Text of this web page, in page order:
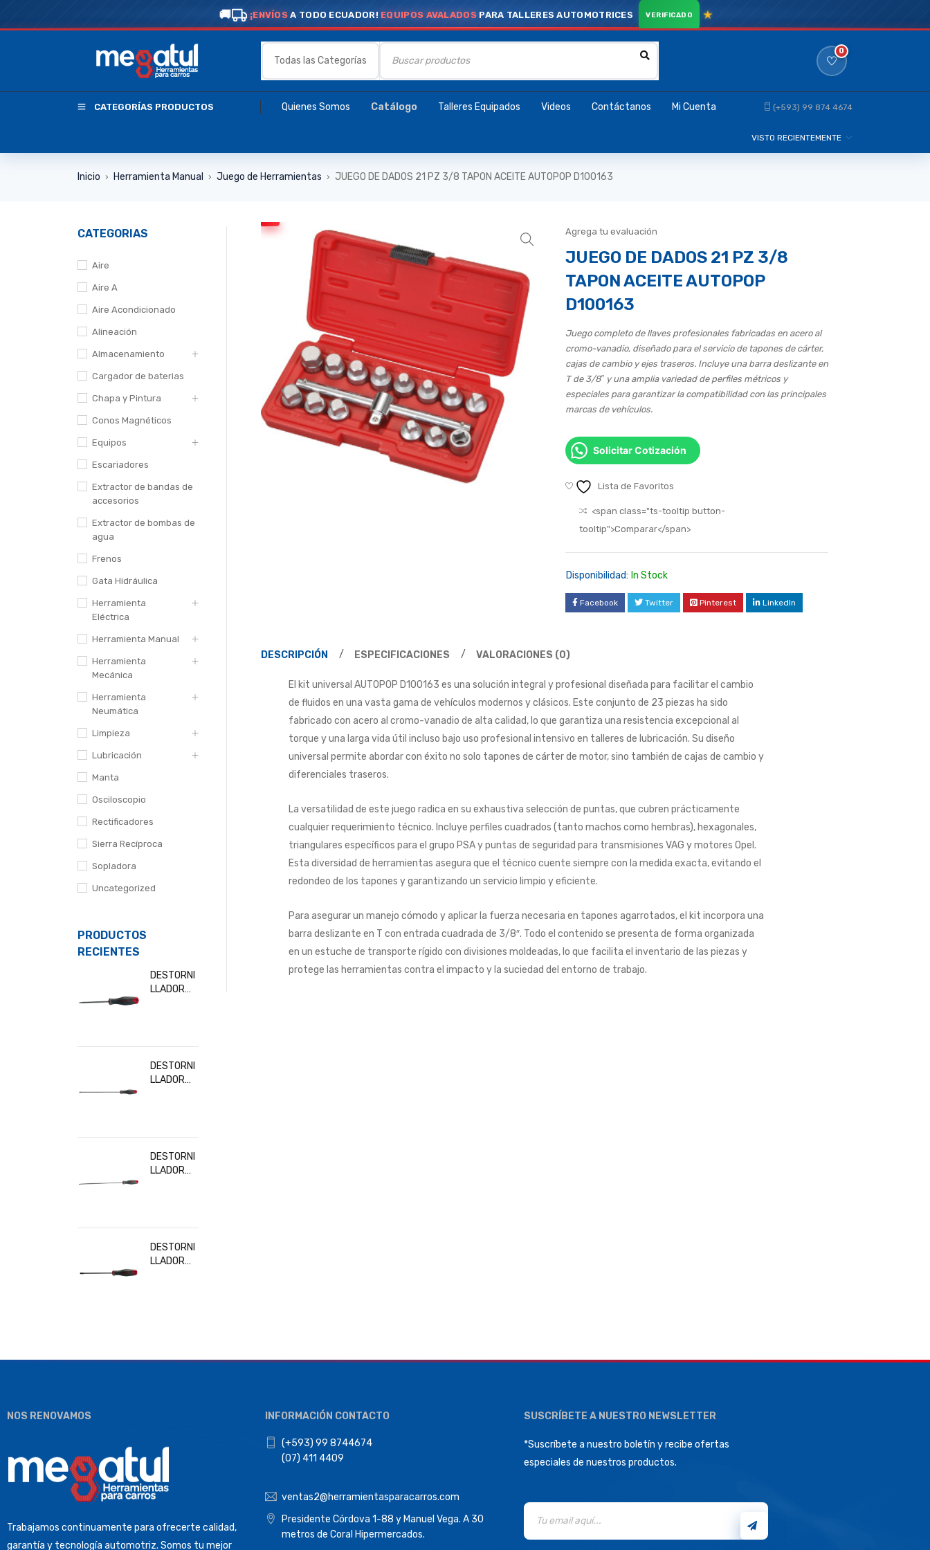
¡ENVÍOSA TODO ECUADOR! EQUIPOS AVALADOSPARA TALLERES AUTOMOTRICES
0
CATEGORÍAS PRODUCTOS Quienes Somos Catálogo Talleres Equipados Videos Contáctanos Mi Cuenta (+593) 99 874 4674
VISTO RECIENTEMENTE
Inicio › Herramienta Manual › Juego de Herramientas › JUEGO DE DADOS 21 PZ 3/8 TAPON ACEITE AUTOPOP D100163
CATEGORIAS
Aire
Aire A
Aire Acondicionado
Alineación
Almacenamiento
Cargador de baterias
Chapa y Pintura
Conos Magnéticos
Equipos
Escariadores
Extractor de bandas de
accesorios
Extractor de bombas de
agua
Frenos
Gata Hidráulica
Herramienta
Eléctrica
Herramienta Manual
Herramienta
Mecánica
Herramienta
Neumática
Limpieza
Lubricación
Manta
Osciloscopio
Rectificadores
Sierra Recíproca
Sopladora
Uncategorized
PRODUCTOS
RECIENTES
DESTORNI
LLADOR
DESTORNI
LLADOR
32919
DESTORNI
LLADOR
32916
DESTORNI
LLADOR
Agrega tu evaluación
JUEGO DE DADOS 21 PZ 3/8
TAPON ACEITE AUTOPOP
D100163
Juego completo de llaves profesionales fabricadas en acero al
cromo-vanadio, diseñado para el servicio de tapones de cárter,
cajas de cambio y ejes traseros. Incluye una barra deslizante en
T de 3/8″ y una amplia variedad de perfiles métricos y
especiales para garantizar la compatibilidad con las principales
marcas de vehículos.
Solicitar Cotización
Lista de Favoritos
<span class="ts-tooltip button-
tooltip">Comparar</span>
Disponibilidad: In Stock
Facebook Twitter Pinterest LinkedIn
DESCRIPCIÓN ESPECIFICACIONES VALORACIONES (0)
El kit universal AUTOPOP D100163 es una solución integral y profesional diseñada para facilitar el cambio
de fluidos en una vasta gama de vehículos modernos y clásicos. Este conjunto de 23 piezas ha sido
fabricado con acero al cromo-vanadio de alta calidad, lo que garantiza una resistencia excepcional al
torque y una larga vida útil incluso bajo uso profesional intensivo en talleres de lubricación. Su diseño
universal permite abordar con éxito no solo tapones de cárter de motor, sino también de cajas de cambio y
diferenciales traseros.
La versatilidad de este juego radica en su exhaustiva selección de puntas, que cubren prácticamente
cualquier requerimiento técnico. Incluye perfiles cuadrados (tanto machos como hembras), hexagonales,
triangulares específicos para el grupo PSA y puntas de seguridad para transmisiones VAG y motores Opel.
Esta diversidad de herramientas asegura que el técnico cuente siempre con la medida exacta, evitando el
redondeo de los tapones y garantizando un servicio limpio y eficiente.
Para asegurar un manejo cómodo y aplicar la fuerza necesaria en tapones agarrotados, el kit incorpora una
barra deslizante en T con entrada cuadrada de 3/8″. Todo el contenido se presenta de forma organizada
en un estuche de transporte rígido con divisiones moldeadas, lo que facilita el inventario de las piezas y
protege las herramientas contra el impacto y la suciedad del entorno de trabajo.
NOS RENOVAMOS
Trabajamos continuamente para ofrecerte calidad,
garantía y tecnología automotriz. Somos tu mejor
INFORMACIÓN CONTACTO
(+593) 99 8744674
(07) 411 4409
ventas2@herramientasparacarros.com
Presidente Córdova 1-88 y Manuel Vega. A 30
metros de Coral Hipermercados.
SUSCRÍBETE A NUESTRO NEWSLETTER
*Suscríbete a nuestro boletín y recibe ofertas
especiales de nuestros productos.